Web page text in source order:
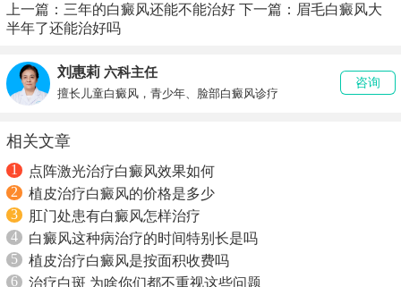
上一篇： 三年的白癜风还能不能治好 下一篇： 眉毛白癜风大
半年了还能治好吗
刘惠莉 六科主任
擅长儿童白癜风，青少年、脸部白癜风诊疗
咨询
相关文章
1
点阵激光治疗白癜风效果如何
2
植皮治疗白癜风的价格是多少
3
肛门处患有白癜风怎样治疗
4
白癜风这种病治疗的时间特别长是吗
5
植皮治疗白癜风是按面积收费吗
6
治疗白斑 为啥你们都不重视这些问题